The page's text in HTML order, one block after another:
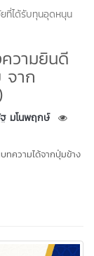
ที่ได้รับทุนอุดหนุน
วามยินดี
จาก
มโนพฤกษ์
ทความได้จากปุ่มข้าง